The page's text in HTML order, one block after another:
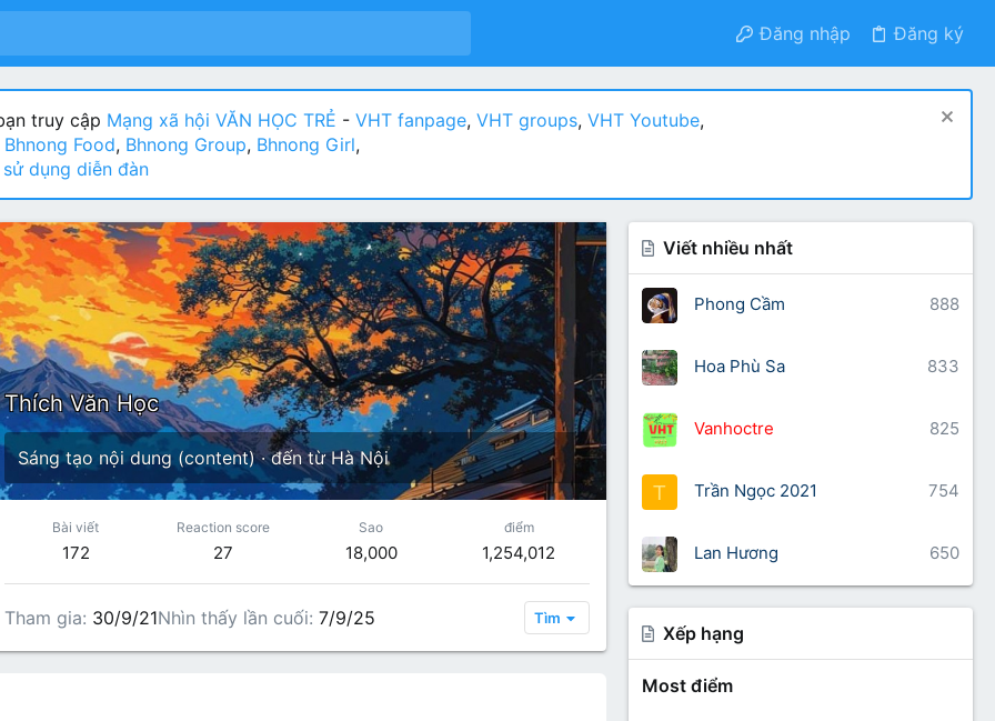
Đăng nhập Đăng ký
truy cập Mạng xã hội VĂN HỌC TRẺ - VHT fanpage, VHT groups, VHT Youtube,
Bhnong Food, Bhnong Group, Bhnong Girl,
sử dụng diễn đàn
Thích Văn Học
Sáng tạo nội dung (content) · đến từ Hà Nội
Bài viết
172
Reaction score
27
Sao
18,000
điểm
1,254,012
Tham gia 30/9/21Nhìn thấy lần cuối 7/9/25 Tìm
Viết nhiều nhất
888
Phong Cầm
833
Hoa Phù Sa
825
Vanhoctre
T 754
Trần Ngọc 2021
650
Lan Hương
Xếp hạng
Most điểm